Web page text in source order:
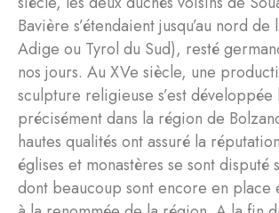
Bavière s’étendaient jusqu’au nord de
Adige ou Tyrol du Sud), resté
nos jours. Au XVe siècle, une
sculpture religieuse s’est développée
précisément dans la région de
hautes qualités ont assuré la
églises et monastères se sont disputé
dont beaucoup sont encore en